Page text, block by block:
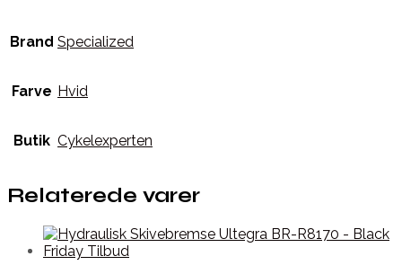
Brand Specialized
Farve Hvid
Butik Cykelexperten
Relaterede varer